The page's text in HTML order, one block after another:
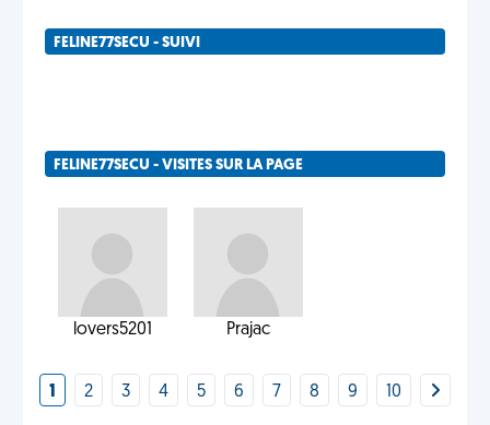
FELINE77SECU - SUIVI
FELINE77SECU - VISITES SUR LA PAGE
lovers5201 Prajac
1 2 3 4 5 6 7 8 9 10